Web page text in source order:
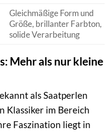
Gleichmäßige Form und
Größe, brillanter Farbton,
solide Verarbeitung
Mehr als nur kleine
als Saatperlen
Klassiker im Bereich
Faszination liegt in